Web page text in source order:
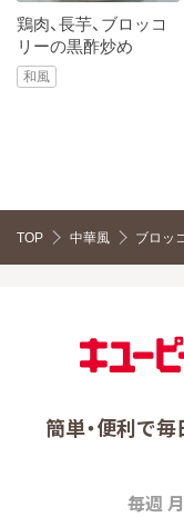
鶏肉、長芋、ブロッコ
リーの黒酢炒め
和風
TOP 中華風 ブロッ
簡単・便利で
毎週